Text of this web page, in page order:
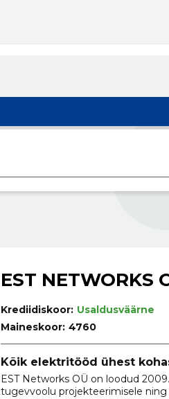
EST NETWORKS
Krediidiskoor: Usaldusväärne
Maineskoor: 4760
Kõik elektritööd ühest
EST Networks OÜ on loodud
tugevvoolu projekteerimisele ning